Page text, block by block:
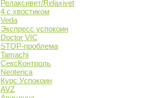
Релаксивет/Relaxivet
4 с хвостиком
Veda
Экспресс успокоин
Doctor VIC
STOP-проблема
Tamachi
СексКонтроль
Neoterica
Курс Успокоин
AVZ